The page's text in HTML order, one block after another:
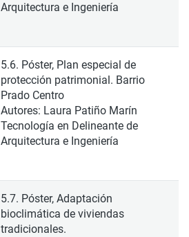
Arquitectura e Ingeniería
5.6. Póster, Plan especial de
protección patrimonial. Barrio
Prado Centro
Autores: Laura Patiño Marín
Tecnología en Delineante de
Arquitectura e Ingeniería
5.7. Póster, Adaptación
bioclimática de viviendas
tradicionales.